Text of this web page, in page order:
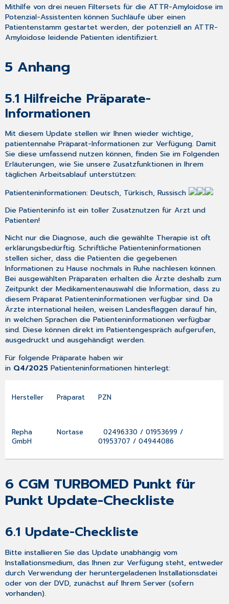
Mithilfe von drei neuen Filtersets für die ATTR-Amyloidose im
Potenzial-Assistenten können Suchläufe über einen
Patientenstamm gestartet werden, der potenziell an ATTR-
Amyloidose leidende Patienten identifiziert.
5 Anhang
5.1 Hilfreiche Präparate-
Informationen
Mit diesem Update stellen wir Ihnen wieder wichtige,
patientennahe Präparat-Informationen zur Verfügung. Damit
Sie diese umfassend nutzen können, finden Sie im Folgenden
Erläuterungen, wie Sie unsere Zusatzfunktionen in Ihrem
täglichen Arbeitsablauf unterstützen:
Patienteninformationen: Deutsch, Türkisch, Russisch
Die Patienteninfo ist ein toller Zusatznutzen für Arzt und
Patienten!
Nicht nur die Diagnose, auch die gewählte Therapie ist oft
erklärungsbedürftig. Schriftliche Patienteninformationen
stellen sicher, dass die Patienten die gegebenen
Informationen zu Hause nochmals in Ruhe nachlesen können.
Bei ausgewählten Präparaten erhalten die Ärzte deshalb zum
Zeitpunkt der Medikamentenauswahl die Information, dass zu
diesem Präparat Patienteninformationen verfügbar sind. Da
Ärzte international heilen, weisen Landesflaggen darauf hin,
in welchen Sprachen die Patienteninformationen verfügbar
sind. Diese können direkt im Patientengespräch aufgerufen,
ausgedruckt und ausgehändigt werden.
Für folgende Präparate haben wir
in Q4/2025 Patienteninformationen hinterlegt:
Hersteller Präparat PZN
Repha
GmbH
Nortase
02496330 / 01953699 /
01953707 / 04944086
6 CGM TURBOMED Punkt für
Punkt Update-Checkliste
6.1 Update-Checkliste
Bitte installieren Sie das Update unabhängig vom
Installationsmedium, das Ihnen zur Verfügung steht, entweder
durch Verwendung der heruntergeladenen Installationsdatei
oder von der DVD, zunächst auf Ihrem Server (sofern
vorhanden).